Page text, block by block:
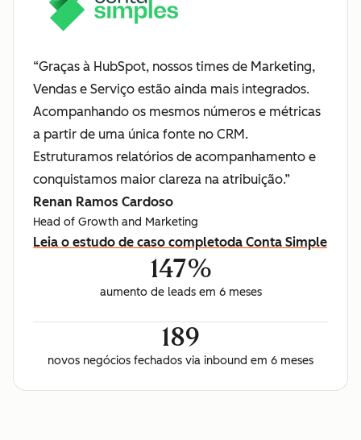
“Graças à HubSpot, nossos times de Marketing,
Vendas e Serviço estão ainda mais integrados.
Acompanhando os mesmos números e métricas
a partir de uma única fonte no CRM.
Estruturamos relatórios de acompanhamento e
conquistamos maior clareza na atribuição.”
Renan Ramos Cardoso
Head of Growth and Marketing
Leia o estudo de caso completoda Conta Simple
147%
aumento de leads em 6 meses
189
novos negócios fechados via inbound em 6 meses